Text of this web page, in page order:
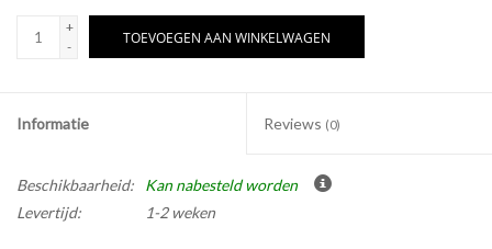
+
-
TOEVOEGEN AAN WINKELWAGEN
Informatie Reviews (0)
Beschikbaarheid:
Kan nabesteld worden
Levertijd:
1-2 weken